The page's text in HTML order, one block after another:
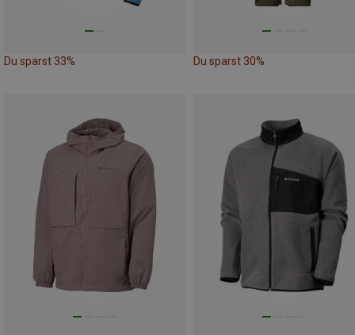
Du sparst 33% Du sparst 30%